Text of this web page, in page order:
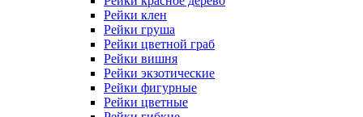
Рейки клен
Рейки груша
Рейки цветной граб
Рейки вишня
Рейки экзотические
Рейки фигурные
Рейки цветные